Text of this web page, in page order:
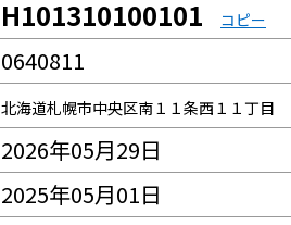
H101310100101 コピー
0640811
北海道札幌市中央区南１１条西１１丁目
2026年05月29日
2025年05月01日